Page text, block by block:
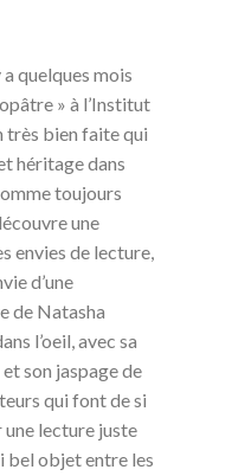
a quelques mois
» à l’Institut
très bien faite qui
héritage dans
toujours
une
envies de lecture,
d’une
de Natasha
l’oeil, avec sa
son jaspage de
qui font de si
lecture juste
bel objet entre les